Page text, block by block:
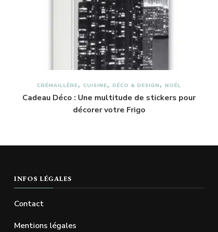
CRÉMAILLÈRE CUISINE DÉCO & DESIGN NOËL
Cadeau Déco : Une multitude de stickers pour
décorer votre Frigo
INFOS LÉGALES
Contact
Mentions légales